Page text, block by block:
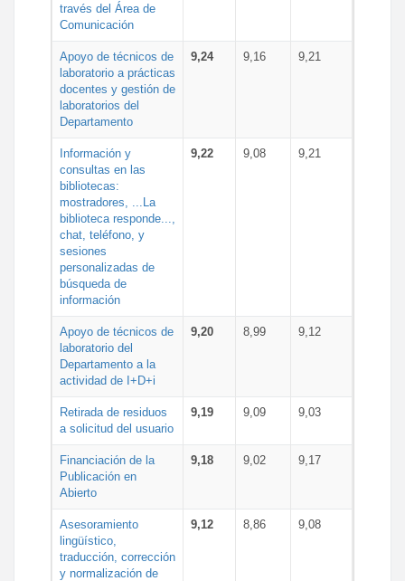
través del Área de
Comunicación
Apoyo de técnicos de
laboratorio a prácticas
docentes y gestión de
laboratorios del
Departamento
9,24 9,16 9,21
Información y
consultas en las
bibliotecas:
mostradores, ...La
biblioteca responde...,
chat, teléfono, y
sesiones
personalizadas de
búsqueda de
información
9,22 9,08 9,21
Apoyo de técnicos de
laboratorio del
Departamento a la
actividad de I+D+i
9,20 8,99 9,12
Retirada de residuos
a solicitud del usuario
9,19 9,09 9,03
Financiación de la
Publicación en
Abierto
9,18 9,02 9,17
Asesoramiento
lingüístico,
traducción, corrección
y normalización de
9,12 8,86 9,08